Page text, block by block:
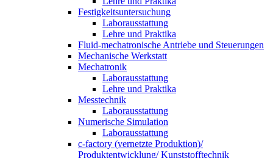
Festigkeitsuntersuchung
Laborausstattung
Lehre und Praktika
Fluid-mechatronische Antriebe und Steuerungen
Mechanische Werkstatt
Mechatronik
Laborausstattung
Lehre und Praktika
Messtechnik
Laborausstattung
Numerische Simulation
Laborausstattung
c-factory (vernetzte Produktion)/
Produktentwicklung/ Kunststofftechnik